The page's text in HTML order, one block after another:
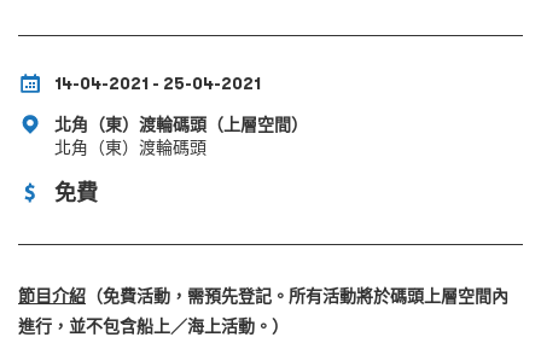
14-04-2021 - 25-04-2021
北角（東）渡輪碼頭（上層空間）
北角（東）渡輪碼頭
免費
節目介紹 （免費活動，需預先登記。所有活動將於碼頭上層空間內
進行，並不包含船上／海上活動。）